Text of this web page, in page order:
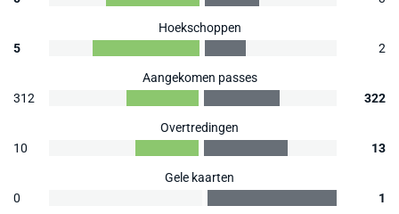
Hoekschoppen
5
2
Aangekomen passes
312
322
Overtredingen
10
13
Gele kaarten
0
1